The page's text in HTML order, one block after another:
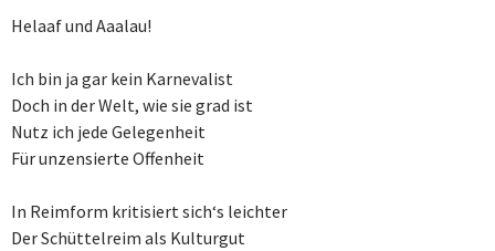
Helaaf und Aaalau!
Ich bin ja gar kein Karnevalist
Doch in der Welt, wie sie grad ist
Nutz ich jede Gelegenheit
Für unzensierte Offenheit
In Reimform kritisiert sich‘s leichter
Der Schüttelreim als Kulturgut